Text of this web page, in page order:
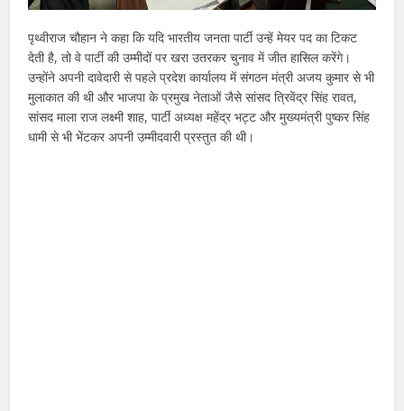
पृथ्वीराज चौहान ने कहा कि यदि भारतीय जनता पार्टी उन्हें मेयर पद का टिकट
देती है, तो वे पार्टी की उम्मीदों पर खरा उतरकर चुनाव में जीत हासिल करेंगे।
उन्होंने अपनी दावेदारी से पहले प्रदेश कार्यालय में संगठन मंत्री अजय कुमार से भी
मुलाकात की थी और भाजपा के प्रमुख नेताओं जैसे सांसद त्रिवेंद्र सिंह रावत,
सांसद माला राज लक्ष्मी शाह, पार्टी अध्यक्ष महेंद्र भट्ट और मुख्यमंत्री पुष्कर सिंह
धामी से भी भेंटकर अपनी उम्मीदवारी प्रस्तुत की थी।